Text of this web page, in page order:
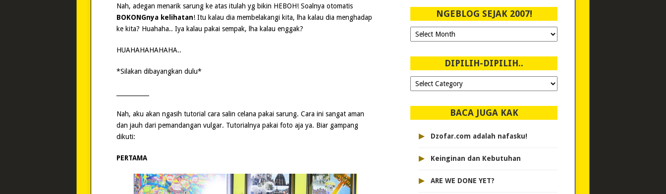
Nah, adegan menarik sarung ke atas itulah yg bikin HEBOH! Soalnya otomatis
BOKONGnya kelihatan! Itu kalau dia membelakangi kita, lha kalau dia menghadap
ke kita? Huahaha.. Iya kalau pakai sempak, lha kalau enggak?
HUAHAHAHAHAHA..
*Silakan dibayangkan dulu*
Nah, aku akan ngasih tutorial cara salin celana pakai sarung. Cara ini sangat aman
dan jauh dari pemandangan vulgar. Tutorialnya pakai foto aja ya. Biar gampang
dikuti:
PERTAMA
NGEBLOG SEJAK 2007!
Ngeblog
Sejak
DIPILIH-DIPILIH..
Dipilih-
dipilih..
BACA JUGA KAK
▸ Dzofar.com adalah nafasku!
▸ Keinginan dan Kebutuhan
▸ ARE WE DONE YET?